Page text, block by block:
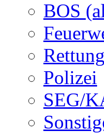
BOS
Polizei
SEG/